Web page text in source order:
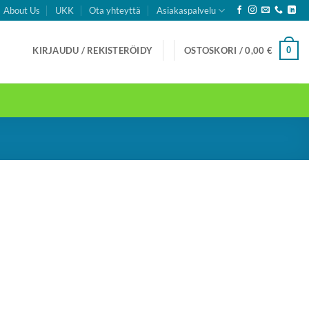
About Us UKK Ota yhteyttä Asiakaspalvelu
KIRJAUDU / REKISTERÖIDY OSTOSKORI /0,00 € 0